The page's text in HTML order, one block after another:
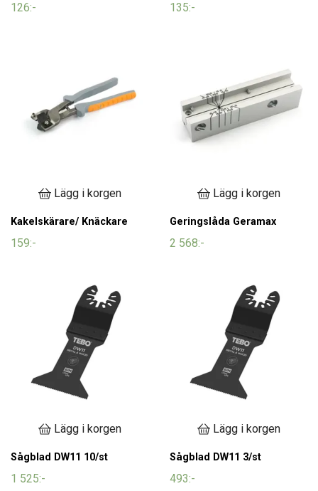
126:- 135:-
Lägg i korgen
Kakelskärare/ Knäckare
159:-
Lägg i korgen
Geringslåda Geramax
2 568:-
Lägg i korgen
Sågblad DW11 10/st
1 525:-
Lägg i korgen
Sågblad DW11 3/st
493:-